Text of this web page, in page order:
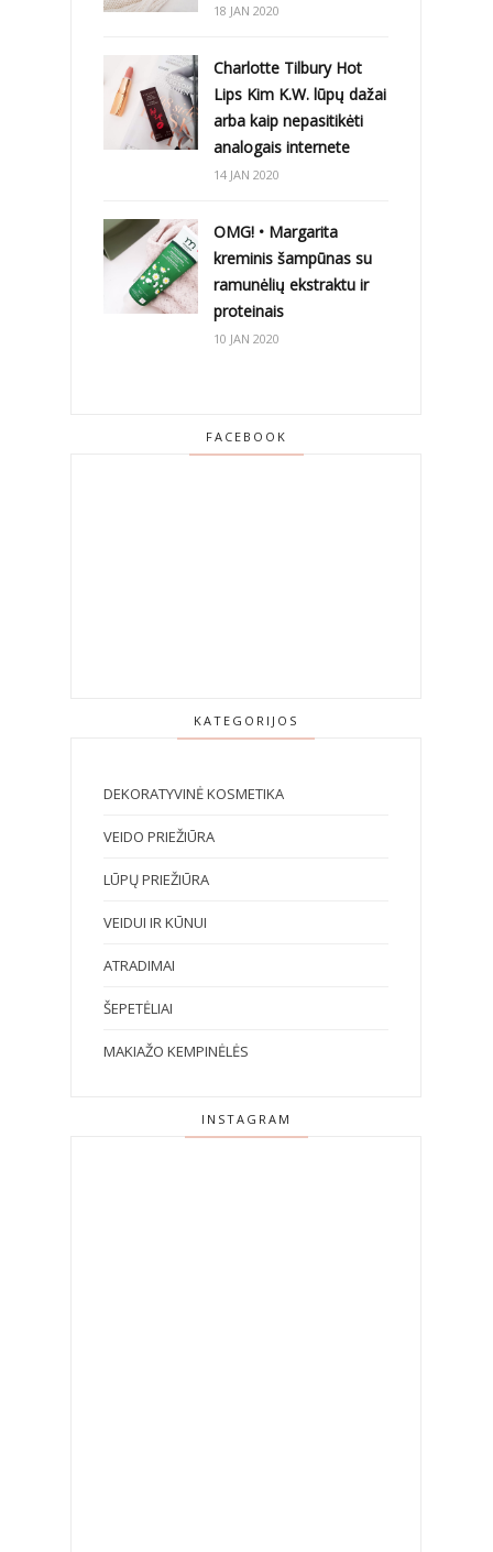
18 JAN 2020
Charlotte Tilbury Hot
Lips Kim K.W. lūpų dažai
arba kaip nepasitikėti
analogais internete
14 JAN 2020
OMG! • Margarita
kreminis šampūnas su
ramunėlių ekstraktu ir
proteinais
10 JAN 2020
FACEBOOK
KATEGORIJOS
DEKORATYVINĖ KOSMETIKA
VEIDO PRIEŽIŪRA
LŪPŲ PRIEŽIŪRA
VEIDUI IR KŪNUI
ATRADIMAI
ŠEPETĖLIAI
MAKIAŽO KEMPINĖLĖS
INSTAGRAM